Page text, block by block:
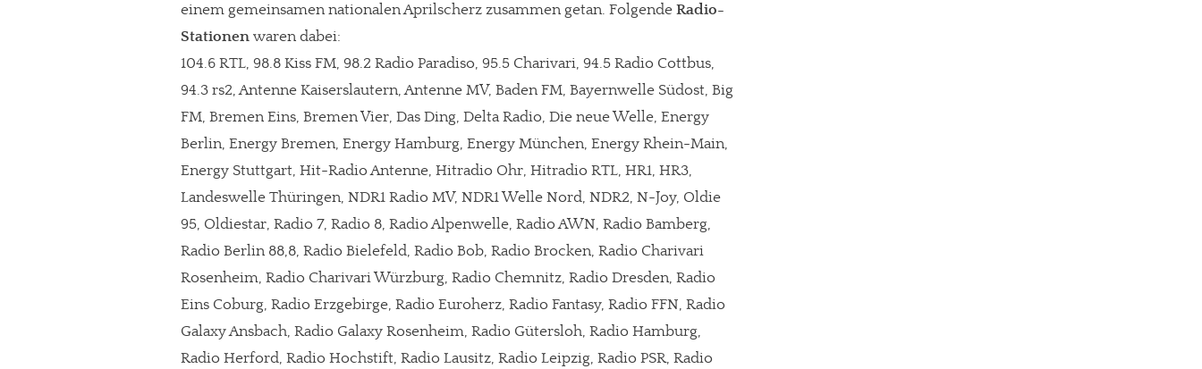
einem gemeinsamen nationalen Aprilscherz zusammen getan. Folgende Radio-
Stationen waren dabei:
104.6 RTL, 98.8 Kiss FM, 98.2 Radio Paradiso, 95.5 Charivari, 94.5 Radio Cottbus,
94.3 rs2, Antenne Kaiserslautern, Antenne MV, Baden FM, Bayernwelle Südost, Big
FM, Bremen Eins, Bremen Vier, Das Ding, Delta Radio, Die neue Welle, Energy
Berlin, Energy Bremen, Energy Hamburg, Energy München, Energy Rhein-Main,
Energy Stuttgart, Hit-Radio Antenne, Hitradio Ohr, Hitradio RTL, HR1, HR3,
Landeswelle Thüringen, NDR1 Radio MV, NDR1 Welle Nord, NDR2, N-Joy, Oldie
95, Oldiestar, Radio 7, Radio 8, Radio Alpenwelle, Radio AWN, Radio Bamberg,
Radio Berlin 88,8, Radio Bielefeld, Radio Bob, Radio Brocken, Radio Charivari
Rosenheim, Radio Charivari Würzburg, Radio Chemnitz, Radio Dresden, Radio
Eins Coburg, Radio Erzgebirge, Radio Euroherz, Radio Fantasy, Radio FFN, Radio
Galaxy Ansbach, Radio Galaxy Rosenheim, Radio Gütersloh, Radio Hamburg,
Radio Herford, Radio Hochstift, Radio Lausitz, Radio Leipzig, Radio PSR, Radio